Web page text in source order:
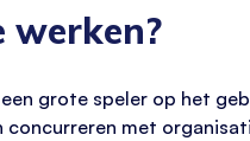
werken?
grote speler op het
concurreren met